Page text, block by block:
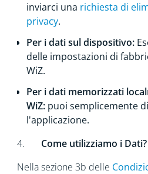
inviarci una richiesta di
privacy.
Per i dati sul dispositivo:
delle impostazioni di
WiZ.
Per i dati memorizzati
WiZ:puoi semplicemente
l'applicazione.
4. Come utilizziamo i Dati?
Nella sezione 3b delle